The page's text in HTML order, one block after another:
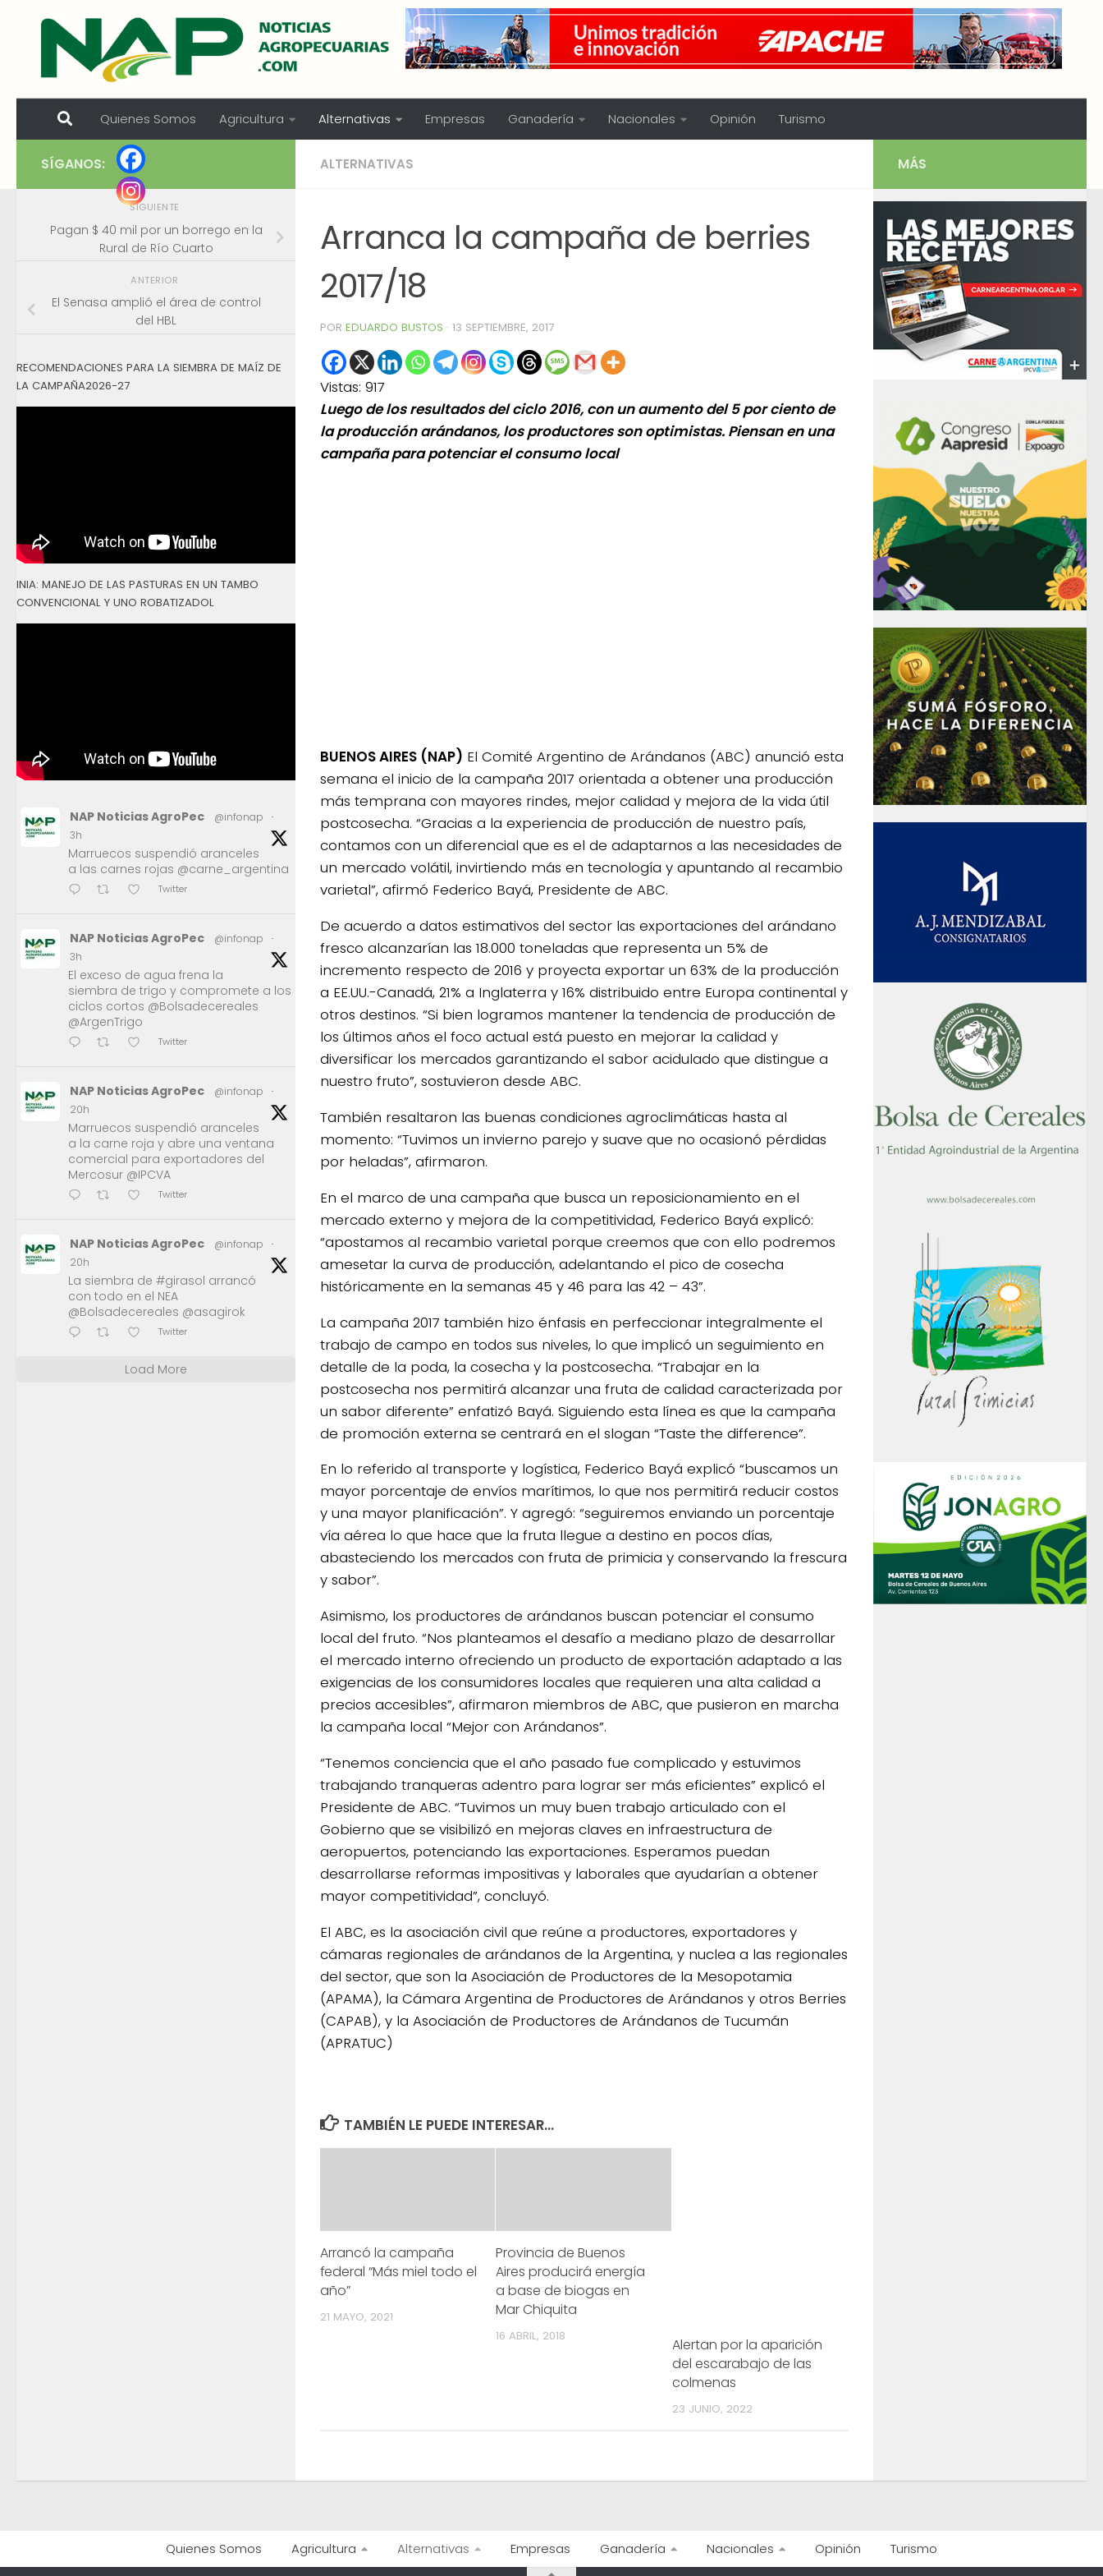
Skip to content
Quienes Somos Agricultura Alternativas Empresas Ganadería Nacionales Opinión Turismo
ALTERNATIVAS
Arranca la campaña de berries
2017/18
POR EDUARDO BUSTOS · 13 SEPTIEMBRE, 2017
Vistas: 917
Luego de los resultados del ciclo 2016, con un aumento del 5 por ciento de
la producción arándanos, los productores son optimistas. Piensan en una
campaña para potenciar el consumo local
BUENOS AIRES (NAP) El Comité Argentino de Arándanos (ABC) anunció esta
semana el inicio de la campaña 2017 orientada a obtener una producción
más temprana con mayores rindes, mejor calidad y mejora de la vida útil
postcosecha. “Gracias a la experiencia de producción de nuestro país,
contamos con un diferencial que es el de adaptarnos a las necesidades de
un mercado volátil, invirtiendo más en tecnología y apuntando al recambio
varietal”, afirmó Federico Bayá, Presidente de ABC.
De acuerdo a datos estimativos del sector las exportaciones del arándano
fresco alcanzarían las 18.000 toneladas que representa un 5% de
incremento respecto de 2016 y proyecta exportar un 63% de la producción
a EE.UU.-Canadá, 21% a Inglaterra y 16% distribuido entre Europa continental y
otros destinos. “Si bien logramos mantener la tendencia de producción de
los últimos años el foco actual está puesto en mejorar la calidad y
diversificar los mercados garantizando el sabor acidulado que distingue a
nuestro fruto”, sostuvieron desde ABC.
También resaltaron las buenas condiciones agroclimáticas hasta al
momento: “Tuvimos un invierno parejo y suave que no ocasionó pérdidas
por heladas”, afirmaron.
En el marco de una campaña que busca un reposicionamiento en el
mercado externo y mejora de la competitividad, Federico Bayá explicó:
“apostamos al recambio varietal porque creemos que con ello podremos
amesetar la curva de producción, adelantando el pico de cosecha
históricamente en la semanas 45 y 46 para las 42 – 43”.
La campaña 2017 también hizo énfasis en perfeccionar integralmente el
trabajo de campo en todos sus niveles, lo que implicó un seguimiento en
detalle de la poda, la cosecha y la postcosecha. “Trabajar en la
postcosecha nos permitirá alcanzar una fruta de calidad caracterizada por
un sabor diferente” enfatizó Bayá. Siguiendo esta línea es que la campaña
de promoción externa se centrará en el slogan “Taste the difference”.
En lo referido al transporte y logística, Federico Bayá explicó “buscamos un
mayor porcentaje de envíos marítimos, lo que nos permitirá reducir costos
y una mayor planificación”. Y agregó: “seguiremos enviando un porcentaje
vía aérea lo que hace que la fruta llegue a destino en pocos días,
abasteciendo los mercados con fruta de primicia y conservando la frescura
y sabor”.
Asimismo, los productores de arándanos buscan potenciar el consumo
local del fruto. “Nos planteamos el desafío a mediano plazo de desarrollar
el mercado interno ofreciendo un producto de exportación adaptado a las
exigencias de los consumidores locales que requieren una alta calidad a
precios accesibles”, afirmaron miembros de ABC, que pusieron en marcha
la campaña local “Mejor con Arándanos”.
“Tenemos conciencia que el año pasado fue complicado y estuvimos
trabajando tranqueras adentro para lograr ser más eficientes” explicó el
Presidente de ABC. “Tuvimos un muy buen trabajo articulado con el
Gobierno que se visibilizó en mejoras claves en infraestructura de
aeropuertos, potenciando las exportaciones. Esperamos puedan
desarrollarse reformas impositivas y laborales que ayudarían a obtener
mayor competitividad”, concluyó.
El ABC, es la asociación civil que reúne a productores, exportadores y
cámaras regionales de arándanos de la Argentina, y nuclea a las regionales
del sector, que son la Asociación de Productores de la Mesopotamia
(APAMA), la Cámara Argentina de Productores de Arándanos y otros Berries
(CAPAB), y la Asociación de Productores de Arándanos de Tucumán
(APRATUC)
TAMBIÉN LE PUEDE INTERESAR...
Arrancó la campaña
federal “Más miel todo el
año”
21 MAYO, 2021
Provincia de Buenos
Aires producirá energía
a base de biogas en
Mar Chiquita
16 ABRIL, 2018
Alertan por la aparición
del escarabajo de las
colmenas
23 JUNIO, 2022
SÍGANOS:
SIGUIENTE
Pagan $ 40 mil por un borrego en la
Rural de Río Cuarto
ANTERIOR
El Senasa amplió el área de control
del HBL
RECOMENDACIONES PARA LA SIEMBRA DE MAÍZ DE
LA CAMPAÑA2026-27
INIA: MANEJO DE LAS PASTURAS EN UN TAMBO
CONVENCIONAL Y UNO ROBATIZADOL
NAP Noticias AgroPec @infonap
·
3h
Marruecos suspendió aranceles
a las carnes rojas @carne_argentina
Twitter
NAP Noticias AgroPec @infonap
·
3h
El exceso de agua frena la
siembra de trigo y compromete a los
ciclos cortos @Bolsadecereales
@ArgenTrigo
Twitter
NAP Noticias AgroPec @infonap
·
20h
Marruecos suspendió aranceles
a la carne roja y abre una ventana
comercial para exportadores del
Mercosur @IPCVA
Twitter
NAP Noticias AgroPec @infonap
·
20h
La siembra de #girasol arrancó
con todo en el NEA
@Bolsadecereales @asagirok
Twitter
Load More
MÁS
Quienes Somos Agricultura Alternativas Empresas Ganadería Nacionales Opinión Turismo